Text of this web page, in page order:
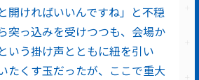
開ければいいんですね」と不穏
突っ込みを受けつつも、会場か
いう掛け声とともに紐を引い
たくす玉だったが、ここで重大